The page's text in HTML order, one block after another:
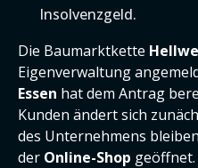
Insolvenzgeld.
Die Baumarktkette
Eigenverwaltung
Essen hat dem Antrag
Kunden ändert sich
des Unternehmens bleiben
der Online-Shop